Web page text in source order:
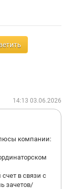
14:13 03.06.2026
компании:
в связи с
зачетов/